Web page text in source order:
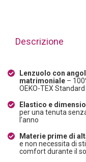
Descrizione
Lenzuolo con
matrimoniale –
OEKO-TEX
Elastico e
per una tenuta
l’anno
Materie prime di
e non necessita di
comfort durante il